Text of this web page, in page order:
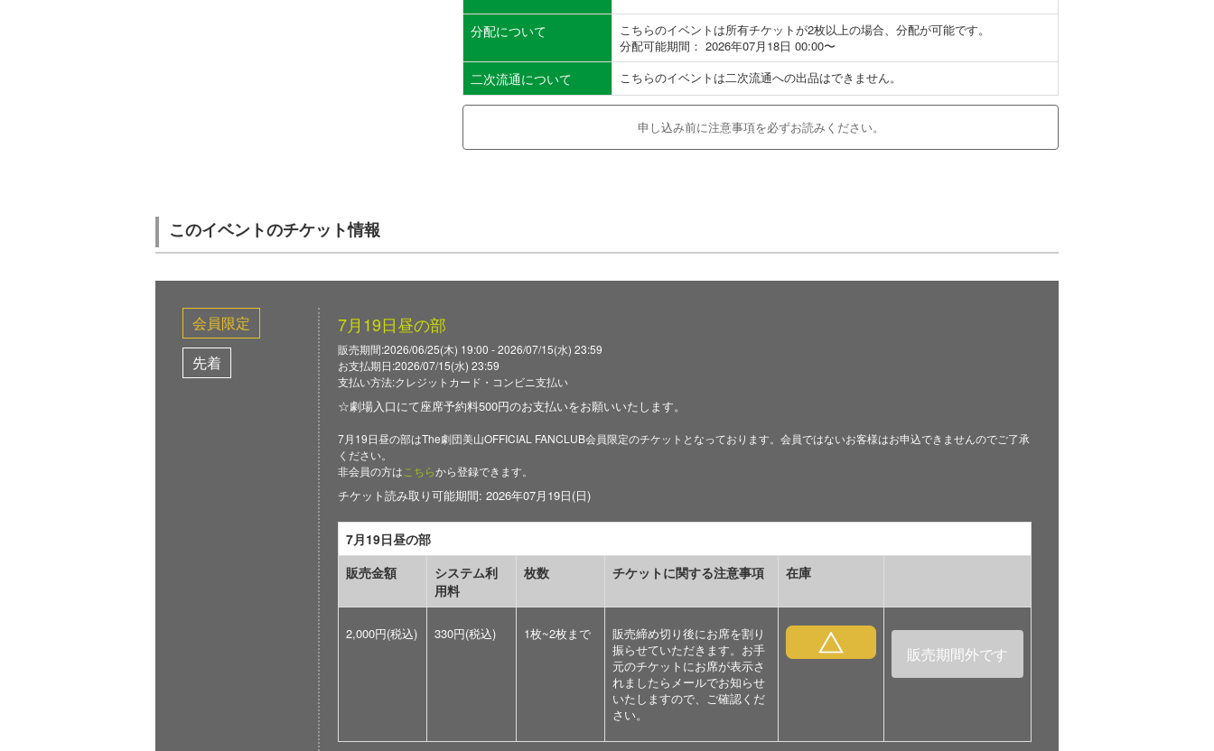
分配について
こちらのイベントは所有チケットが2枚以上の場合、分配が可能です。
分配可能期間： 2026年07月18日 00:00〜
二次流通について こちらのイベントは二次流通への出品はできません。
申し込み前に注意事項を必ずお読みください。
このイベントのチケット情報
会員限定
先着
7月19日昼の部
販売期間:2026/06/25(木) 19:00 - 2026/07/15(水) 23:59
お支払期日:2026/07/15(水) 23:59
支払い方法:クレジットカード・コンビニ支払い
☆劇場入口にて座席予約料500円のお支払いをお願いいたします。
7月19日昼の部はThe劇団美山OFFICIAL FANCLUB会員限定のチケットとなっております。会員ではないお客様はお申込できませんのでご了承
ください。
非会員の方は こちらから登録できます。
チケット読み取り可能期間: 2026年07月19日(日)
7月19日昼の部
販売金額
システム利
用料
枚数 チケットに関する注意事項 在庫
2,000円(税込) 330円(税込) 1枚~2枚まで
販売締め切り後にお席を割り
振らせていただきます。お手
元のチケットにお席が表示さ
れましたらメールでお知らせ
いたしますので、ご確認くだ
さい。
販売期間外です